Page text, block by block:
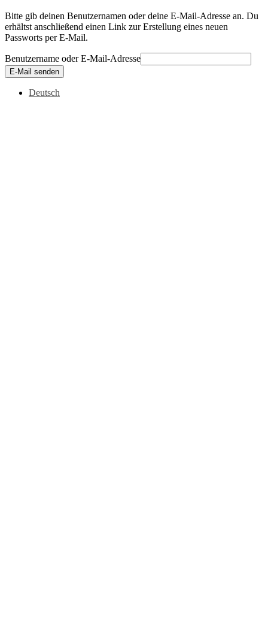
Bitte gib deinen Benutzernamen oder deine E-Mail-Adresse an. Du
erhältst anschließend einen Link zur Erstellung eines neuen
Passworts per E-Mail.
Benutzername oder E-Mail-Adresse
E-Mail senden
Deutsch